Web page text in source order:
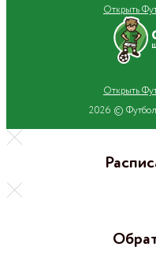
Открыть
Открыть
2026 ©